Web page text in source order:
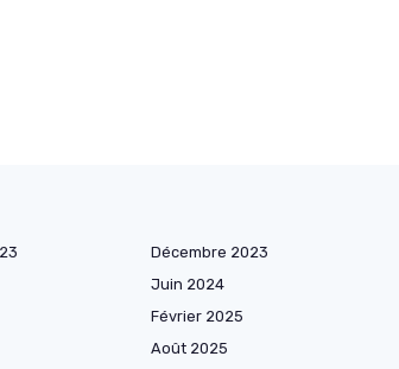
Décembre 2023
Juin 2024
Février 2025
Août 2025